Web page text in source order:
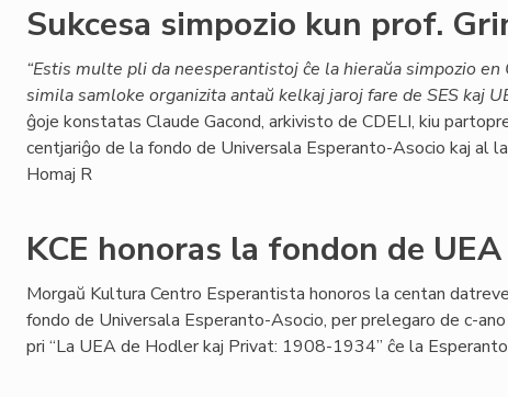
Sukcesa simpozio kun prof.
“Estis multe pli da neesperantistoj ĉe la hieraŭa simpozio en
simila samloke organizita antaŭ kelkaj jaroj fare de SES kaj
ĝoje konstatas Claude Gacond, arkivisto de CDELI, kiu
centjariĝo de la fondo de Universala Esperanto-Asocio kaj al
Homaj R
KCE honoras la fondon de UEA
Morgaŭ Kultura Centro Esperantista honoros la centan
fondo de Universala Esperanto-Asocio, per prelegaro de c-
pri “La UEA de Hodler kaj Privat: 1908-1934” ĉe la